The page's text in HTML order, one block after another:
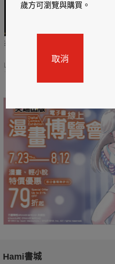
控筆
2026/06/20 - 2026/08/31
歲方可瀏覽與購買。
取消
Hami書城